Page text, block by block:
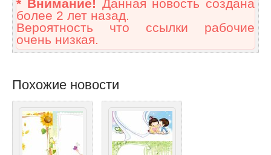
* Внимание! Данная новость создана
более 2 лет назад.
Вероятность что ссылки рабочие
очень низкая.
Похожие новости